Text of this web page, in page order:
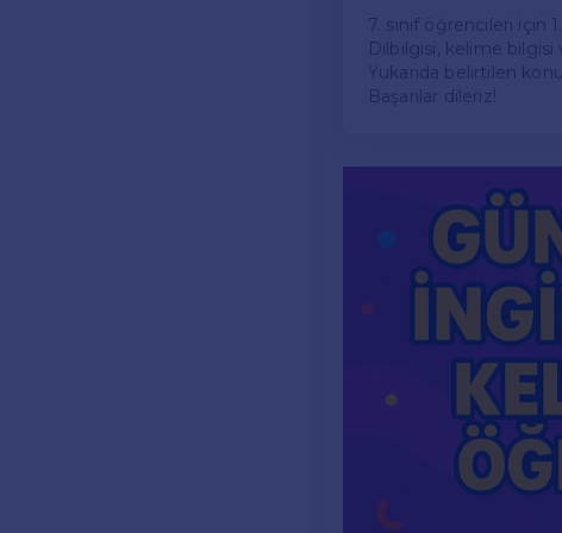
7. sınıf öğrencileri için
Dilbilgisi, kelime bilgisi
Yukarıda belirtilen
Başarılar dileriz!